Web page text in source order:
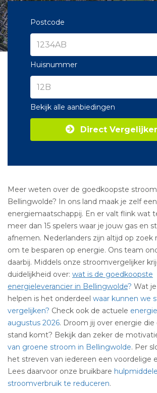
Postcode
Huisnummer
Bekijk alle aanbiedingen
Direct
Meer weten over de goedkoopste
Bellingwolde? In ons land maak je zelf
energiemaatschappij. En er valt flink wat
meer dan 15 spelers waar je jouw gas en
afnemen. Nederlanders zijn altijd op zoek
om te besparen op energie. Ons team
daarbij. Middels onze stroomvergelijker
duidelijkheid over: wat is de goedkoopste
energieleverancier in Bellingwolde? Wat
helpen is het onderdeel waar kunnen we
vergelijken? Check ook de actuele
augustus 2026. Droom jij over energie
stand komt? Bekijk dan zeker de
van groene stroom in Bellingwolde. Per
het streven van iedereen een voordelige
Lees daarvoor onze bruikbare
stroomverbruik te reduceren.